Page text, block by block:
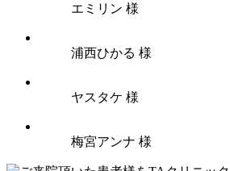
エミリン 様
浦西ひかる 様
ヤスタケ 様
梅宮アンナ 様